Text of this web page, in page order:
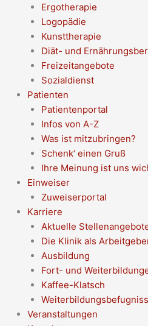
Ergotherapie
Logopädie
Kunsttherapie
Diät- und
Freizeitangebote
Sozialdienst
Patienten
Patientenportal
Infos von A-Z
Was ist mitzubringen?
Schenk‘ einen Gruß
Ihre Meinung ist uns
Einweiser
Zuweiserportal
Karriere
Aktuelle
Die Klinik als
Ausbildung
Fort- und
Kaffee-Klatsch
Veranstaltungen